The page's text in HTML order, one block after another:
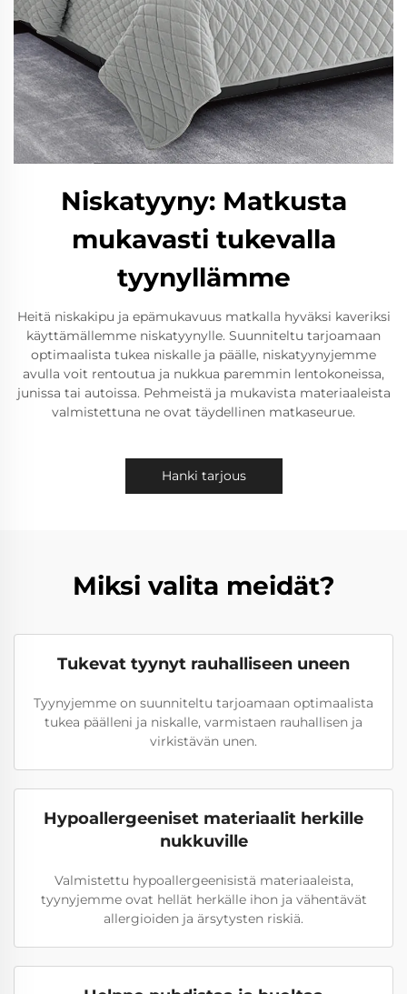
Niskatyyny: Matkusta
mukavasti tukevalla
tyynyllämme
Heitä niskakipu ja epämukavuus matkalla hyväksi kaveriksi
käyttämällemme niskatyynylle. Suunniteltu tarjoamaan
optimaalista tukea niskalle ja päälle, niskatyynyjemme
avulla voit rentoutua ja nukkua paremmin lentokoneissa,
junissa tai autoissa. Pehmeistä ja mukavista materiaaleista
valmistettuna ne ovat täydellinen matkaseurue.
Hanki tarjous
Miksi valita meidät?
Tukevat tyynyt rauhalliseen uneen
Tyynyjemme on suunniteltu tarjoamaan optimaalista
tukea päälleni ja niskalle, varmistaen rauhallisen ja
virkistävän unen.
Hypoallergeeniset materiaalit herkille
nukkuville
Valmistettu hypoallergeenisistä materiaaleista,
tyynyjemme ovat hellät herkälle ihon ja vähentävät
allergioiden ja ärsytysten riskiä.